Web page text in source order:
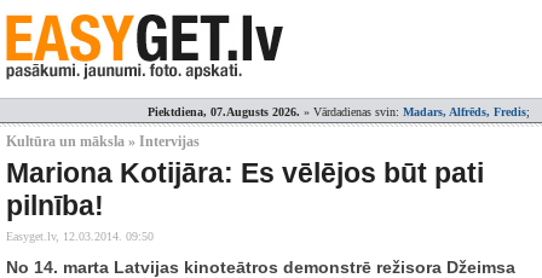
Piektdiena, 07.Augusts 2026. » Vārdadienas svin: Madars, Alfrēds, Fredis;
Kultūra un māksla » Intervijas
Mariona Kotijāra: Es vēlējos būt pati
pilnība!
Easyget.lv, 12.03.2014. 09:50
No 14. marta Latvijas kinoteātros demonstrē režisora Džeimsa